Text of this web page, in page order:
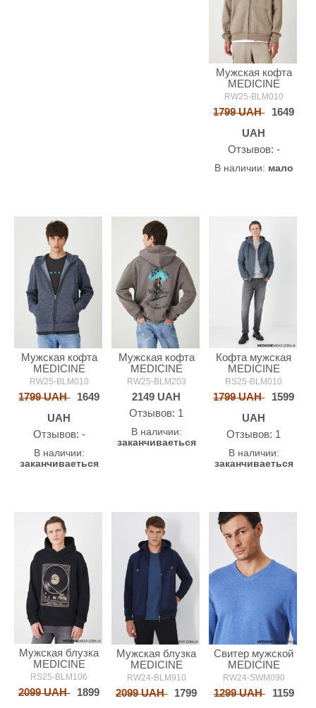
Мужская кофта
MEDICINE
RW25-BLM010
1799 UAH
1649
UAH
Oтзывов: -
В наличии: мало
Мужская кофта
MEDICINE
RW25-BLM010
1799 UAH
1649
UAH
Oтзывов: -
В наличии:
заканчиваеться
Мужская кофта
MEDICINE
RW25-BLM203
2149 UAH
Oтзывов: 1
В наличии:
заканчиваеться
Кофта мужская
MEDICINE
RS25-BLM010
1799 UAH
1599
UAH
Oтзывов: 1
В наличии:
заканчиваеться
Мужская блузка
MEDICINE
RS25-BLM106
2099 UAH
1899
Мужская блузка
MEDICINE
RW24-BLM910
2099 UAH 1799
Свитер мужской
MEDICINE
RW24-SWM090
1299 UAH 1159